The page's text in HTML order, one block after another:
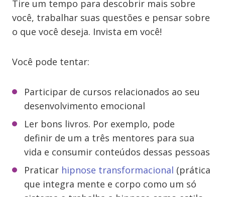
Tire um tempo para descobrir mais sobre
você, trabalhar suas questões e pensar sobre
o que você deseja. Invista em você!
Você pode tentar:
Participar de cursos relacionados ao seu
desenvolvimento emocional
Ler bons livros. Por exemplo, pode
definir de um a três mentores para sua
vida e consumir conteúdos dessas pessoas
Praticar hipnose transformacional (prática
que integra mente e corpo como um só